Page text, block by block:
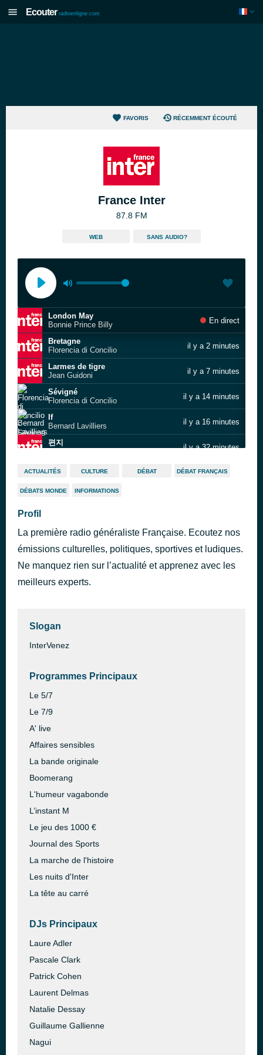
Ecouter radioenligne.com
FAVORIS RÉCEMMENT ÉCOUTÉ
France Inter
87.8 FM
WEB SANS AUDIO?
London May
Bonnie Prince Billy
En direct
Bretagne
Florencia di Concilio
il y a 2 minutes
Larmes de tigre
Jean Guidoni
il y a 7 minutes
Sévigné
Florencia di Concilio
il y a 14 minutes
If
Bernard Lavilliers
il y a 16 minutes
편지
il y a 32 minutes
슬픈 인연
il y a 37 minutes
Opening
Janek Gwizdala
LA CANCIÓN
J Balvin
il y a 2 heures
ACTUALITÉS CULTURE DÉBAT DÉBAT FRANÇAIS
DÉBATS MONDE INFORMATIONS
Profil
La première radio généraliste Française. Ecoutez nos
émissions culturelles, politiques, sportives et ludiques.
Ne manquez rien sur l’actualité et apprenez avec les
meilleurs experts.
Slogan
InterVenez
Programmes Principaux
Le 5/7
Le 7/9
A' live
Affaires sensibles
La bande originale
Boomerang
L'humeur vagabonde
L’instant M
Le jeu des 1000 €
Journal des Sports
La marche de l'histoire
Les nuits d'Inter
La tête au carré
DJs Principaux
Laure Adler
Pascale Clark
Patrick Cohen
Laurent Delmas
Natalie Dessay
Guillaume Gallienne
Nagui